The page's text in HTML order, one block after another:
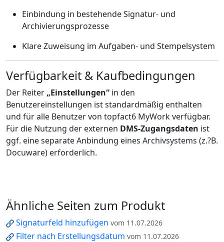
Einbindung in bestehende Signatur- und
Archivierungsprozesse
Klare Zuweisung im Aufgaben- und Stempelsystem
Verfügbarkeit & Kaufbedingungen
Der Reiter „Einstellungen“ in den
Benutzereinstellungen ist standardmäßig enthalten
und für alle Benutzer von topfact6 MyWork verfügbar.
Für die Nutzung der externen DMS-Zugangsdaten ist
ggf. eine separate Anbindung eines Archivsystems (z.?B.
Docuware) erforderlich.
Ähnliche Seiten zum Produkt
Signaturfeld hinzufügen vom 11.07.2026
Filter nach Erstellungsdatum vom 11.07.2026